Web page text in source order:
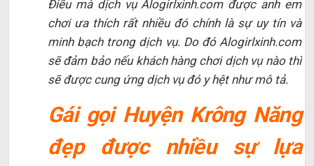
Điều mà dịch vụ Alogirlxinh.com được anh em
chơi ưa thích rất nhiều đó chính là sự uy tín và
minh bạch trong dịch vụ. Do đó Alogirlxinh.com
sẽ đảm bảo nếu khách hàng chơi dịch vụ nào thì
sẽ được cung ứng dịch vụ đó y hệt như mô tả.
Gái gọi Huyện Krông Năng
đẹp được nhiều sự lựa